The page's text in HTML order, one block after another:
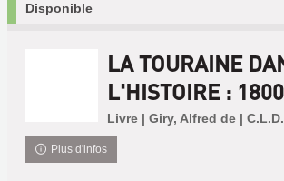
Disponible
LA TOURAINE
L'HISTOIRE :
Livre | Giry, Alfred de |
Plus d'infos